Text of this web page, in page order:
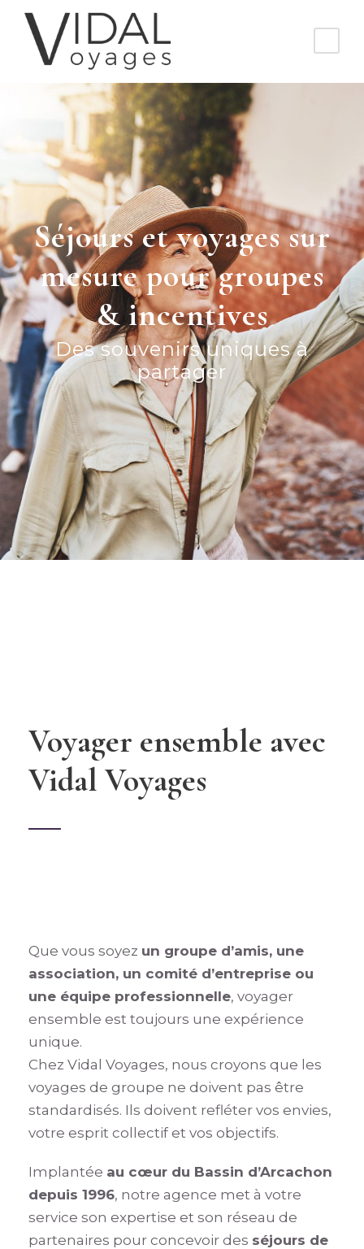
Séjours et voyages sur
mesure pour groupes
& incentives
Des souvenirs uniques à
partager
Voyager ensemble avec
Vidal Voyages
Que vous soyez un groupe d’amis, une
association, un comité d’entreprise ou
une équipe professionnelle, voyager
ensemble est toujours une expérience
unique.
Chez Vidal Voyages, nous croyons que les
voyages de groupe ne doivent pas être
standardisés. Ils doivent refléter vos envies,
votre esprit collectif et vos objectifs.
Implantée au cœur du Bassin d’Arcachon
depuis 1996, notre agence met à votre
service son expertise et son réseau de
partenaires pour concevoir des séjours de